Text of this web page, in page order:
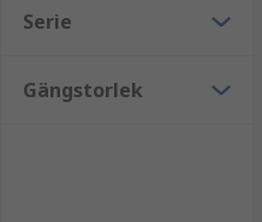
Serie
Gängstorlek